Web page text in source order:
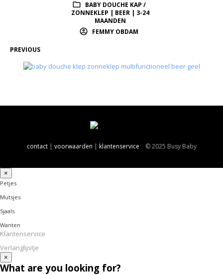
BABY DOUCHE KAP /
ZONNEKLEP | BEER | 3-24
MAANDEN
FEMMY OBDAM
PREVIOUS
contact| voorwaarden | klantenservice © 2025 Busy Baby
×
Petjes
Mutsjes
Sjaals
Wanten
Klantenservice
Verlanglijstje
×
What are you looking for?